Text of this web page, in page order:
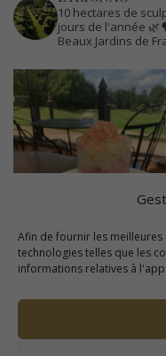
Afin de fournir les
technologies telles que les
informations relatives à
10 hectares de
jours de l'année
Beaux Jardins de